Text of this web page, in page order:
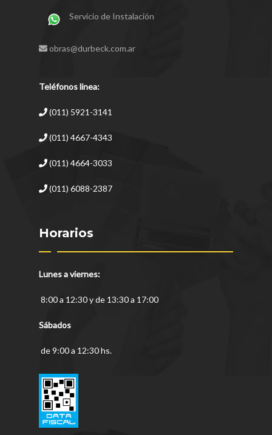
Servicio de Instalación
obras@durbeck.com.ar
Teléfonos linea:
(011) 5921-3141
(011) 4667-4343
(011) 4664-3033
(011) 6088-2387
Horarios
Lunes a viernes:
8:00 a 12:30 y de 13:30 a 17:00
Sábados
de 9:00 a 12:30 hs.